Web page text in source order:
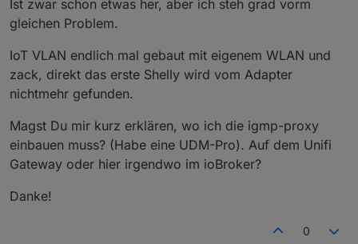
Ist zwar schon etwas her, aber ich steh grad vorm
gleichen Problem.
IoT VLAN endlich mal gebaut mit eigenem WLAN und
zack, direkt das erste Shelly wird vom Adapter
nichtmehr gefunden.
Magst Du mir kurz erklären, wo ich die igmp-proxy
einbauen muss? (Habe eine UDM-Pro). Auf dem Unifi
Gateway oder hier irgendwo im ioBroker?
Danke!
0